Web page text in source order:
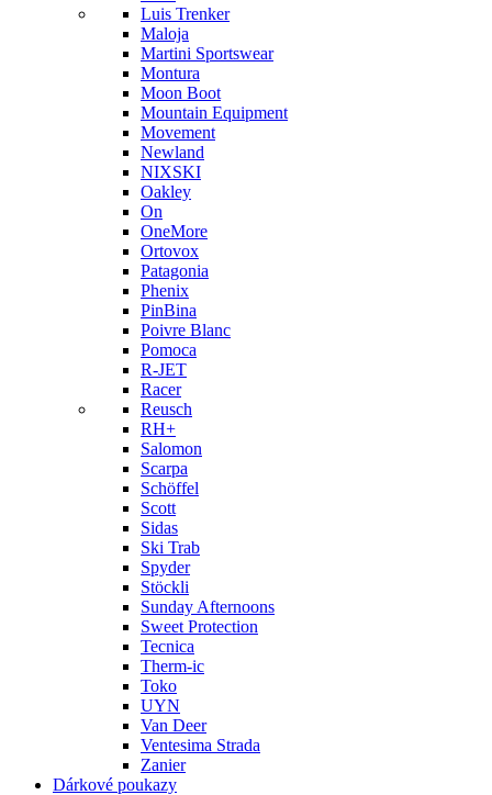
Luis Trenker
Maloja
Martini Sportswear
Montura
Moon Boot
Mountain Equipment
Movement
Newland
NIXSKI
Oakley
On
OneMore
Ortovox
Patagonia
Phenix
PinBina
Poivre Blanc
Pomoca
R-JET
Racer
Reusch
RH+
Salomon
Scarpa
Schöffel
Scott
Sidas
Ski Trab
Spyder
Stöckli
Sunday Afternoons
Sweet Protection
Tecnica
Therm-ic
Toko
UYN
Van Deer
Ventesima Strada
Zanier
Dárkové poukazy